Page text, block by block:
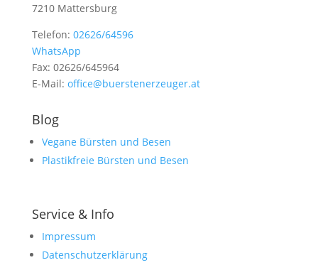
7210 Mattersburg
Telefon: 02626/64596
WhatsApp
Fax: 02626/645964
E-Mail: office@buerstenerzeuger.at
Blog
Vegane Bürsten und Besen
Plastikfreie Bürsten und Besen
Service & Info
Impressum
Datenschutzerklärung